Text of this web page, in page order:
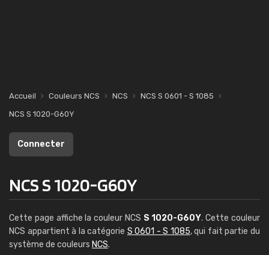
Accueil Couleurs NCS NCS
NCS S 0601 - S 1085
NCS S 1020-G60Y
Connecter
NCS S 1020-G60Y
Cette page affiche la couleur NCS S 1020-G60Y. Cette couleur
NCS appartient à la catégorie S 0601 - S 1085, qui fait partie du
système de couleurs NCS.